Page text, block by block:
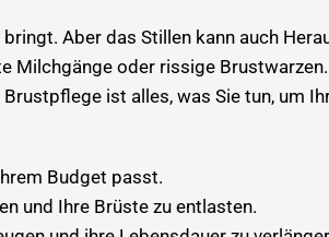
Aber das Stillen kann auch
Milchgänge oder rissige
ist alles, was Sie tun, um
Budget passt.
und Ihre Brüste zu entlasten.